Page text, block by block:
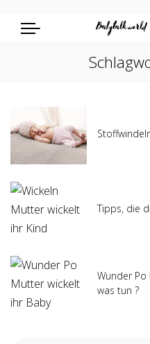
Tipps, die
Wunder
was tun ?